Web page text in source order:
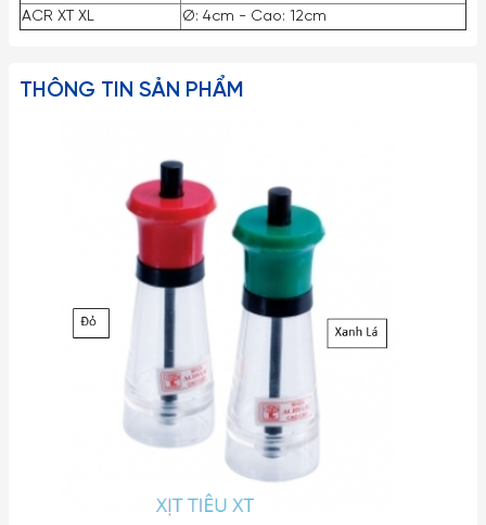
ACR XT XL
Ø: 4cm - Cao: 12cm
THÔNG TIN SẢN PHẨM